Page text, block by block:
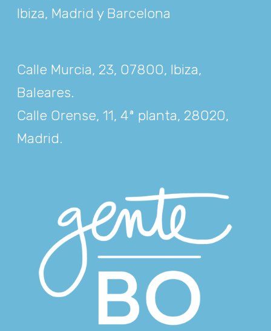
Ibiza, Madrid y Barcelona
Calle Murcia, 23, 07800, Ibiza,
Baleares.
Calle Orense, 11, 4ª planta, 28020,
Madrid.